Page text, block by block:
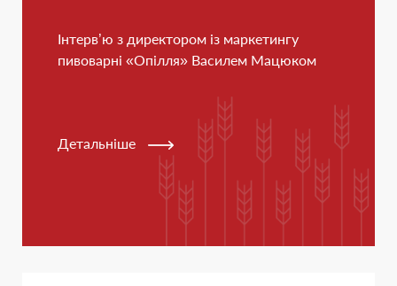
Інтерв’ю з директором із маркетингу
пивоварні «Опілля» Василем Мацюком
Детальніше